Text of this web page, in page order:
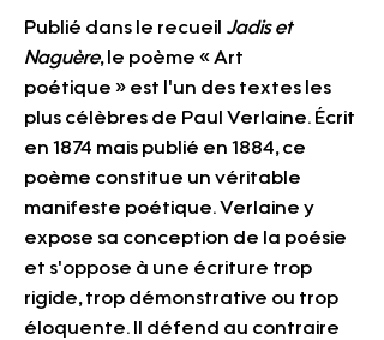
Publié dans le recueil Jadis et
Naguère, le poème « Art
poétique » est l'un des textes les
plus célèbres de Paul Verlaine. Écrit
en 1874 mais publié en 1884, ce
poème constitue un véritable
manifeste poétique. Verlaine y
expose sa conception de la poésie
et s'oppose à une écriture trop
rigide, trop démonstrative ou trop
éloquente. Il défend au contraire